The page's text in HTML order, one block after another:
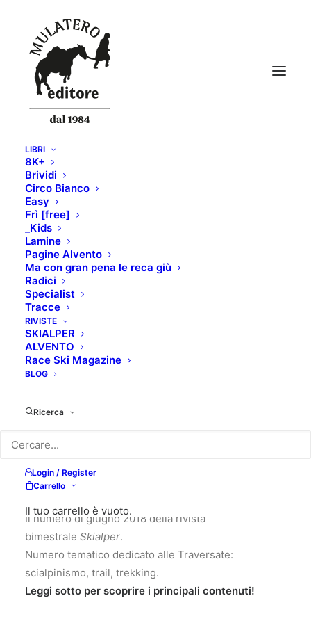
LIBRI
8K+
Brividi
Circo Bianco
Easy
Frì [free]
_Kids
Lamine
Pagine Alvento
Ma con gran pena le reca giù
Radici
Specialist
Tracce
RIVISTE
SKIALPER
ALVENTO
Race Ski Magazine
BLOG
Ricerca
Login / Register
Carrello
Il tuo carrello è vuoto.
10,00€
Il numero di giugno 2018 della rivista
bimestrale Skialper.
Numero tematico dedicato alle Traversate:
scialpinismo, trail, trekking.
Leggi sotto per scoprire i principali contenuti!